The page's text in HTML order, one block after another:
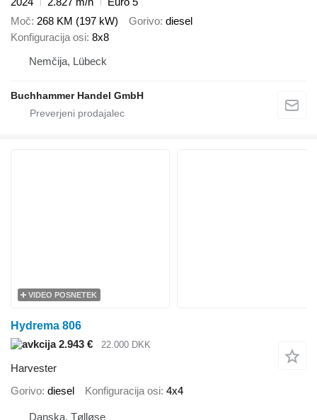
Moč 268 KM (197 kW) Gorivo diesel
Konfiguracija osi 8x8
Nemčija, Lübeck
Buchhammer Handel GmbH
VIDEO POSNETEK
Hydrema 806
2.943 €
22.000 DKK
Harvester
Gorivo diesel Konfiguracija osi 4x4
Danska, Tølløse